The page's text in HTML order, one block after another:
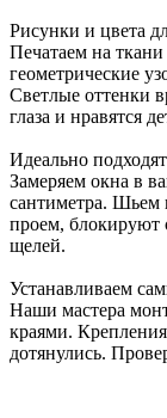
Рисунки и цвета
Печатаем на
геометрические
Светлые оттенки
глаза и нравятся
Идеально
Замеряем окна в
сантиметра. Шьем
проем, блокируют
щелей.
Устанавливаем
Наши мастера
краями.
дотянулись.